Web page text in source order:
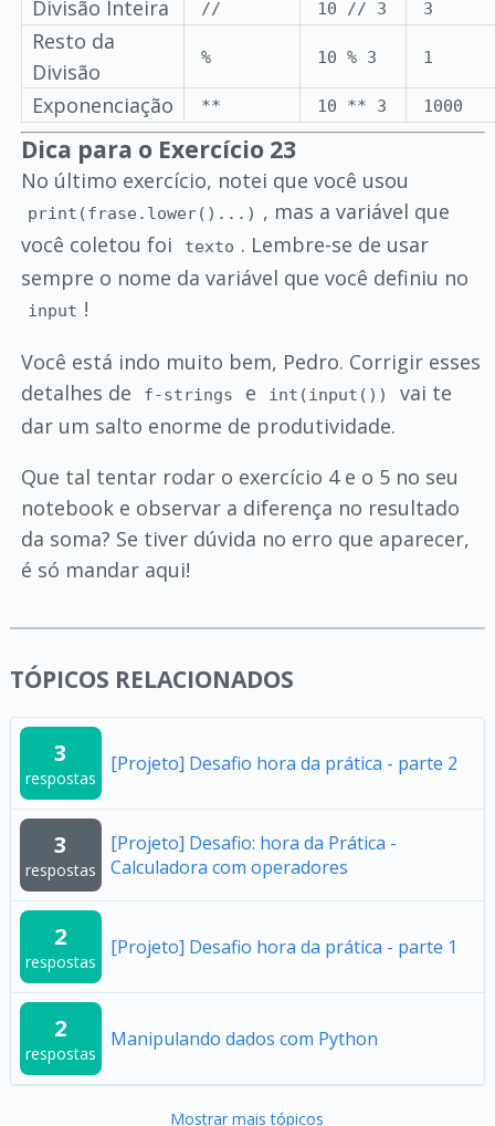
Divisão Inteira // 10 // 3 3
Resto da
Divisão
% 10 % 3 1
Exponenciação ** 10 ** 3 1000
Dica para o Exercício 23
No último exercício, notei que você usou
print(frase.lower()...) , mas a variável que
você coletou foi
texto . Lembre-se de usar
sempre o nome da variável que você definiu no
input !
Você está indo muito bem, Pedro. Corrigir esses
detalhes de
f-strings e int(input())
vai te
dar um salto enorme de produtividade.
Que tal tentar rodar o exercício 4 e o 5 no seu
notebook e observar a diferença no resultado
da soma? Se tiver dúvida no erro que aparecer,
é só mandar aqui!
TÓPICOS RELACIONADOS
3
respostas
[Projeto] Desafio hora da prática - parte 2
3
respostas
[Projeto] Desafio: hora da Prática -
Calculadora com operadores
2
respostas
[Projeto] Desafio hora da prática - parte 1
2
respostas
Manipulando dados com Python
Mostrar mais tópicos